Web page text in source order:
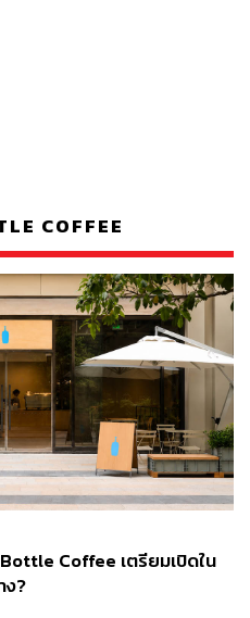
COFFEE
Coffee เตรียมเปิดใน
ง?